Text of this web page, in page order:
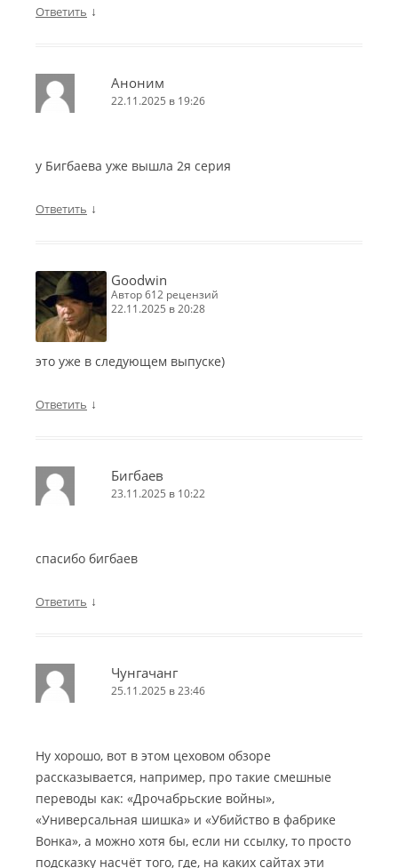
Ответить ↓
Аноним
22.11.2025 в 19:26
у Бигбаева уже вышла 2я серия
Ответить ↓
Goodwin
автор 612 рецензий
22.11.2025 в 20:28
это уже в следующем выпуске)
Ответить ↓
Бигбаев
23.11.2025 в 10:22
спасибо бигбаев
Ответить ↓
Чунгачанг
25.11.2025 в 23:46
Ну хорошо, вот в этом цеховом обзоре
рассказывается, например, про такие смешные
переводы как: «Дрочабрьские войны»,
«Универсальная шишка» и «Убийство в фабрике
Вонка», а можно хотя бы, если ни ссылку, то просто
подсказку насчёт того, где, на каких сайтах эти